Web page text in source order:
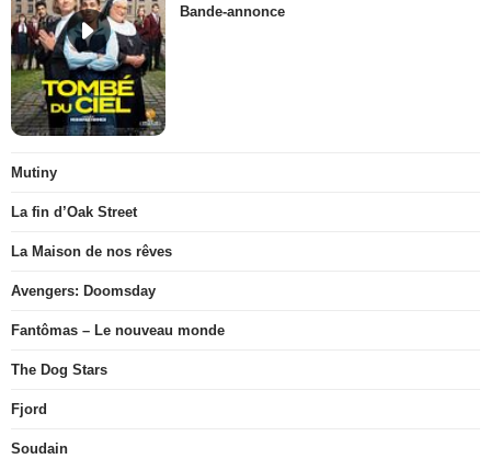
Bande-annonce
Mutiny
La fin d’Oak Street
La Maison de nos rêves
Avengers: Doomsday
Fantômas – Le nouveau monde
The Dog Stars
Fjord
Soudain